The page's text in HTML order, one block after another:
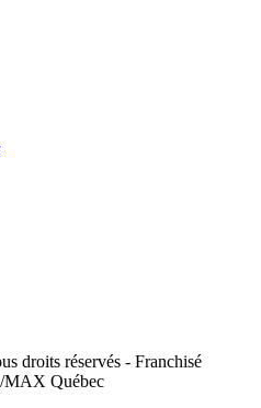
droits réservés - Franchisé
MAX Québec